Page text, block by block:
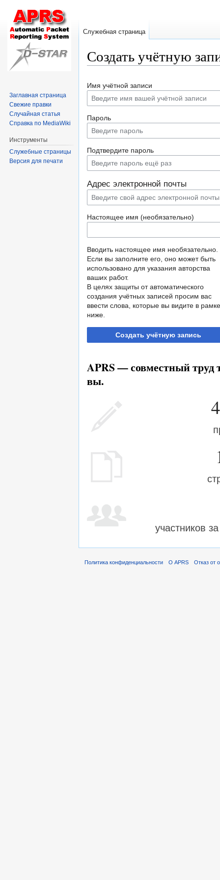
Создать учётную
к
навигации
к
поиску
Имя учётной записи
Пароль
Подтвердите пароль
Адрес электронной почты
Настоящее имя (необязательно)
Вводить настоящее имя необязательно.
Если вы заполните его, оно может быть
использовано для указания авторства
ваших работ.
В целях защиты от автоматического
создания учётных записей просим вас
ввести слова, которые вы видите в рамке
ниже.
Создать учётную запись
APRS — совместный труд
вы.
участников
Служебная страница
Заглавная страница
Свежие правки
Случайная статья
Справка по MediaWiki
Инструменты
Служебные страницы
Версия для печати
Политика конфиденциальности О APRS Отказ от